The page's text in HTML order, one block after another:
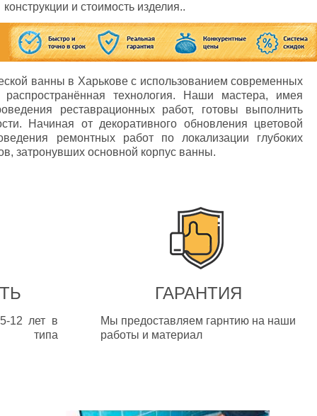
конструкции и стоимость изделия..
ванны в Харькове с использованием современных
распространённая технология. Наши мастера, имея
реставрационных работ, готовы выполнить
Начиная от декоративного обновления цветовой
ремонтных работ по локализации глубоких
затронувших основной корпус ванны.
12 лет в
типа
ГАРАНТИЯ
Мы предоставляем гарнтию на наши
работы и материал